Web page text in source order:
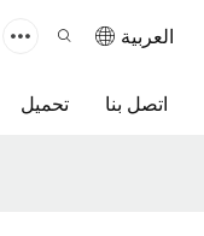
العربية
تحميل اتصل بنا